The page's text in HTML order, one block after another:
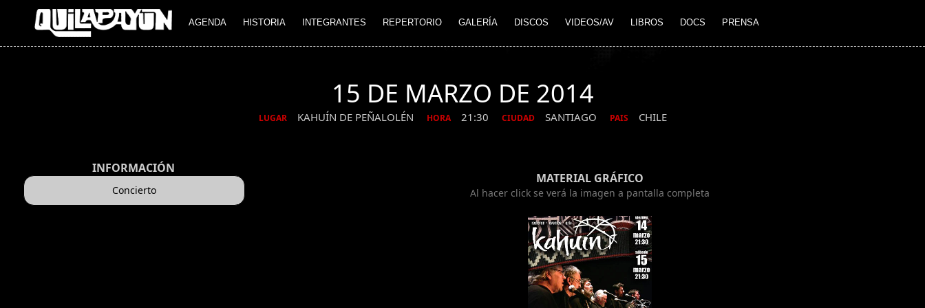
AGENDA HISTORIA INTEGRANTES REPERTORIO GALERÍA DISCOS VIDEOS/AV LIBROS DOCS PRENSA
15 DE MARZO DE 2014
LUGAR KAHUÍN DE PEÑALOLÉN HORA 21:30 CIUDAD SANTIAGO PAIS CHILE
INFORMACIÓN
Concierto
MATERIAL GRÁFICO
Al hacer click se verá la imagen a pantalla completa